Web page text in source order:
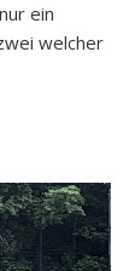
ein
welcher